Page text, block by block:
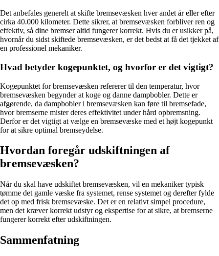
Det anbefales generelt at skifte bremsevæsken hver andet år eller efter
cirka 40.000 kilometer. Dette sikrer, at bremsevæsken forbliver ren og
effektiv, så dine bremser altid fungerer korrekt. Hvis du er usikker på,
hvornår du sidst skiftede bremsevæsken, er det bedst at få det tjekket af
en professionel mekaniker.
Hvad betyder kogepunktet, og hvorfor er det vigtigt?
Kogepunktet for bremsevæsken refererer til den temperatur, hvor
bremsevæsken begynder at koge og danne dampbobler. Dette er
afgørende, da dampbobler i bremsevæsken kan føre til bremsefade,
hvor bremserne mister deres effektivitet under hård opbremsning.
Derfor er det vigtigt at vælge en bremsevæske med et højt kogepunkt
for at sikre optimal bremseydelse.
Hvordan foregår udskiftningen af
bremsevæsken?
Når du skal have udskiftet bremsevæsken, vil en mekaniker typisk
tømme det gamle væske fra systemet, rense systemet og derefter fylde
det op med frisk bremsevæske. Det er en relativt simpel procedure,
men det kræver korrekt udstyr og ekspertise for at sikre, at bremserne
fungerer korrekt efter udskiftningen.
Sammenfatning